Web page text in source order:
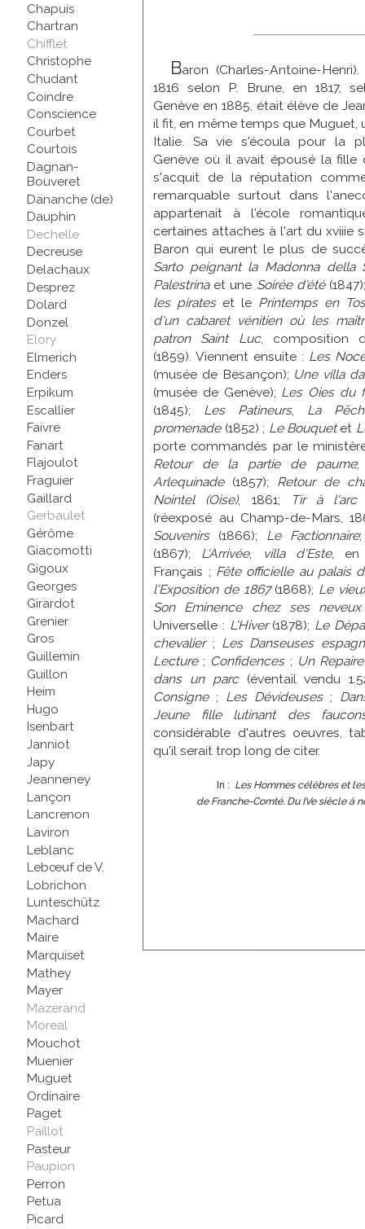
Chapuis
Chartran
Chifflet
Christophe
Chudant
Coindre
Conscience
Courbet
Courtois
Dagnan-
Bouveret
Dananche (de)
Dauphin
Dechelle
Decreuse
Delachaux
Desprez
Dolard
Donzel
Elory
Elmerich
Enders
Erpikum
Escallier
Faivre
Fanart
Flajoulot
Fraguier
Gaillard
Gerbaulet
Gérôme
Giacomotti
Gigoux
Georges
Girardot
Grenier
Gros
Guillemin
Guillon
Heim
Hugo
Isenbart
Janniot
Japy
Jeanneney
Lançon
Lancrenon
Laviron
Leblanc
Lebœuf de V.
Lobrichon
Lunteschütz
Machard
Maire
Marquiset
Mathey
Mayer
Mazerand
Moreal
Mouchot
Muenier
Muguet
Ordinaire
Paget
Paillot
Pasteur
Paupion
Perron
Petua
Picard
Baron (Charles-Antoine-
1816 selon P. Brune, en 1817,
Genève en 1885, était élève de
il fit, en même temps que Muguet,
Italie. Sa vie s'écoula pour la
Genève où il avait épousé la fille
s'acquit de la réputation
remarquable surtout dans
appartenait à l'école
certaines attaches à l'art du xviiie
Baron qui eurent le plus de
Sarto peignant la Madonna della
Palestrinaet une Soirée d'été
les pirateset le Printemps en
d'un cabaret vénitien où les
patron Saint Luc, composition
(1859). Viennent ensuite : Les
(musée de Besançon); Une villa
(musée de Genève); Les Oies du
(1845); Les Patineurs, La
promenade(1852) ; Le Bouquetet
porte commandés par le
Retour de la partie de paume
Arlequinade(1857); Retour de
Nointel (Oise), 1861;
Tir à l'arc
(réexposé au Champ-de-Mars,
Souvenirs(1866); Le Factionnaire
(1867); L'Arrivée, villa d'Este, en
Français ; Fête officielle au palais
l'Exposition de 1867(1868); Le
Son Eminence chez ses neveux
Universelle : L'Hiver(1878); Le
chevalier; Les Danseuses
Lecture; Confidences; Un Repaire
dans un parc(éventail vendu
Consigne; Les Dévideuses;
Jeune fille lutinant des
considérable d'autres oeuvres,
qu'il serait trop long de citer.
In : Les Hommes célèbres et
de Franche-Comté. Du IVe siècle à